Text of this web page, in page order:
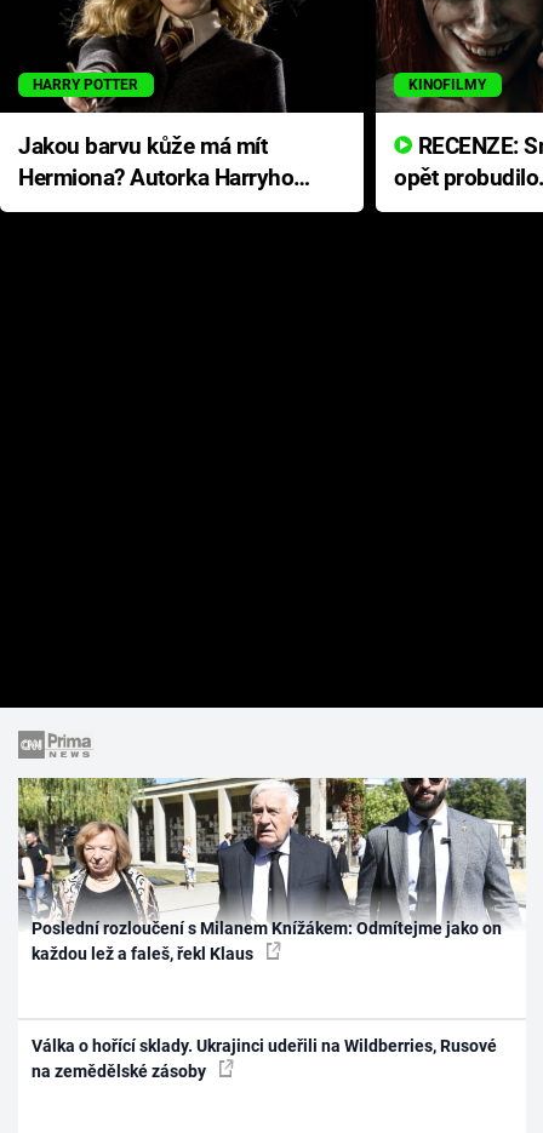
HARRY POTTER
Jakou barvu kůže má mít
Hermiona? Autorka Harryho
Pottera přišla s ráznou
KINOFILMY
opět
přichází s
Poslední rozloučení s Milanem Knížákem: Odmítejme jako on
každou lež a faleš, řekl Klaus
Válka o hořící sklady. Ukrajinci udeřili na Wildberries, Rusové
na zemědělské zásoby